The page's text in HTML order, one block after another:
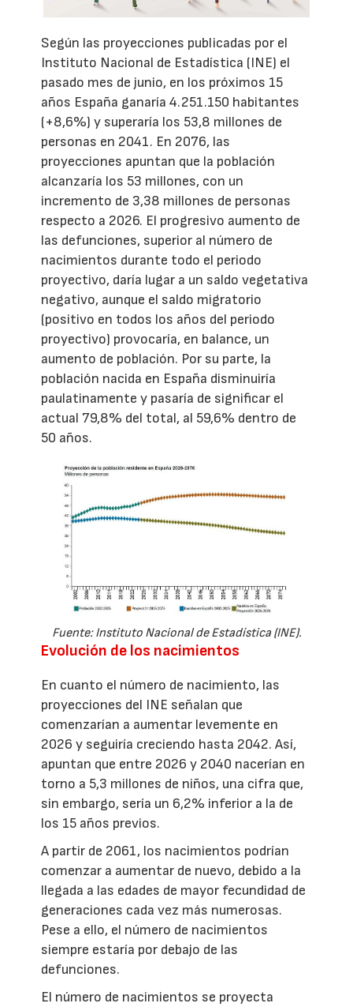
Según las proyecciones publicadas por el
Instituto Nacional de Estadística (INE) el
pasado mes de junio, en los próximos 15
años España ganaría 4.251.150 habitantes
(+8,6%) y superaría los 53,8 millones de
personas en 2041. En 2076, las
proyecciones apuntan que la población
alcanzaría los 53 millones, con un
incremento de 3,38 millones de personas
respecto a 2026. El progresivo aumento de
las defunciones, superior al número de
nacimientos durante todo el periodo
proyectivo, daría lugar a un saldo vegetativa
negativo, aunque el saldo migratorio
(positivo en todos los años del periodo
proyectivo) provocaría, en balance, un
aumento de población. Por su parte, la
población nacida en España disminuiría
paulatinamente y pasaría de significar el
actual 79,8% del total, al 59,6% dentro de
50 años.
Fuente: Instituto Nacional de Estadística (INE).
Evolución de los nacimientos
En cuanto el número de nacimiento, las
proyecciones del INE señalan que
comenzarían a aumentar levemente en
2026 y seguiría creciendo hasta 2042. Así,
apuntan que entre 2026 y 2040 nacerían en
torno a 5,3 millones de niños, una cifra que,
sin embargo, sería un 6,2% inferior a la de
los 15 años previos.
A partir de 2061, los nacimientos podrían
comenzar a aumentar de nuevo, debido a la
llegada a las edades de mayor fecundidad de
generaciones cada vez más numerosas.
Pese a ello, el número de nacimientos
siempre estaría por debajo de las
defunciones.
El número de nacimientos se proyecta